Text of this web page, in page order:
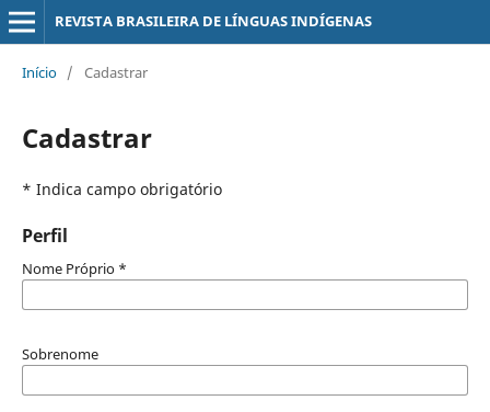
REVISTA BRASILEIRA DE LÍNGUAS INDÍGENAS
Início / Cadastrar
Cadastrar
* Indica campo obrigatório
Perfil
Nome Próprio *
Sobrenome